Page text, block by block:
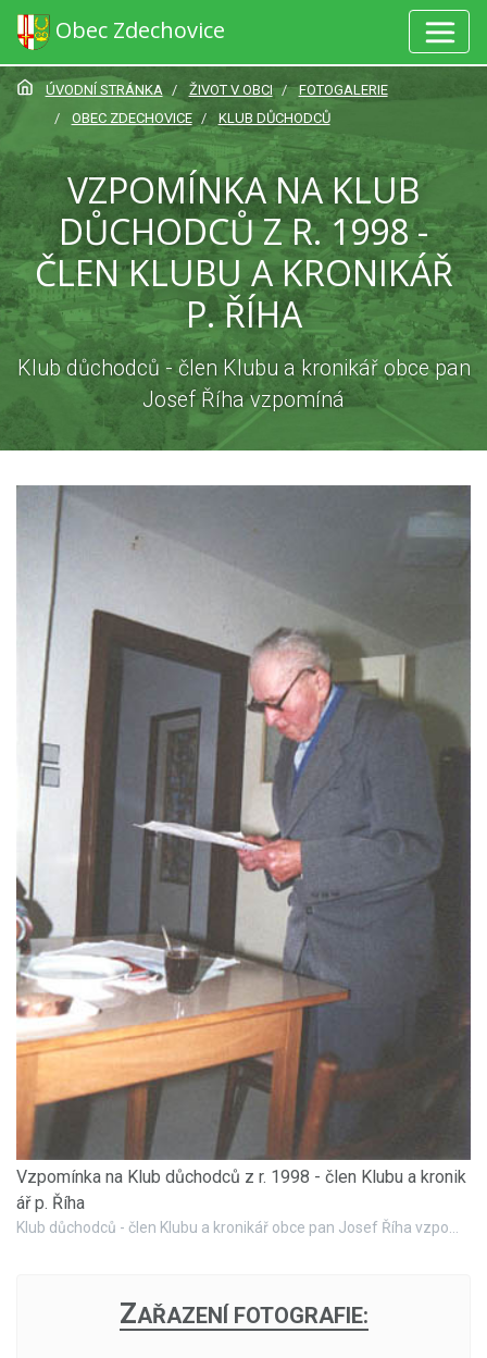
Obec Zdechovice
ÚVODNÍ STRÁNKA ŽIVOT V OBCI
FOTOGALERIE
OBEC ZDECHOVICE
KLUB DŮCHODCŮ
VZPOMÍNKA NA KLUB
DŮCHODCŮ Z R. 1998 -
ČLEN KLUBU A KRONIKÁŘ
P. ŘÍHA
Klub důchodců - člen Klubu a kronikář obce pan
Josef Říha vzpomíná
Vzpomínka na Klub důchodců z r. 1998 - člen Klubu a kronik
ář p. Říha
ZAŘAZENÍ FOTOGRAFIE: